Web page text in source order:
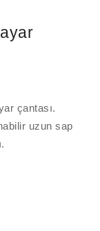
çantası.
uzun sap